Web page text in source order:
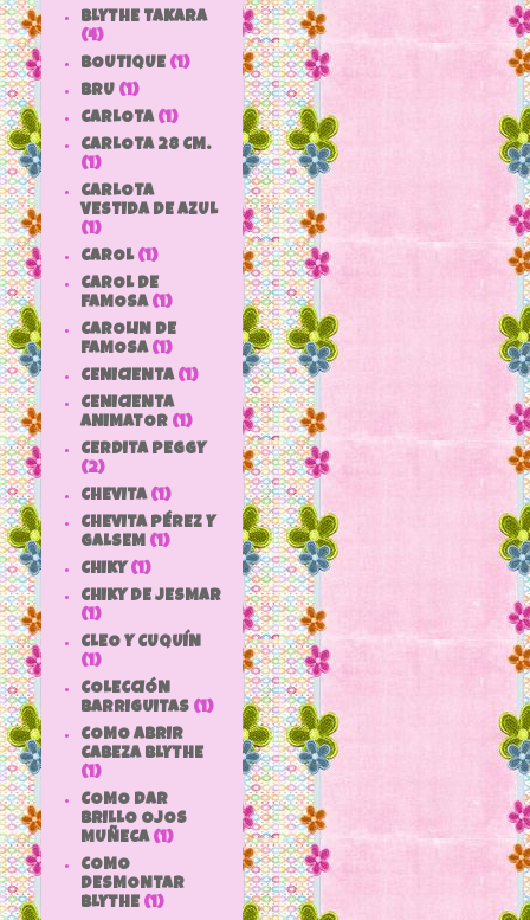
BLYTHE TAKARA
(4)
BOUTIQUE (1)
BRU (1)
CARLOTA (1)
CARLOTA 28 CM.
(1)
CARLOTA
VESTIDA DE AZUL
(1)
CAROL (1)
CAROL DE
FAMOSA (1)
CAROLIN DE
FAMOSA (1)
CENICIENTA (1)
CENICIENTA
ANIMATOR (1)
CERDITA PEGGY
(2)
CHEVITA (1)
CHEVITA PÉREZ Y
GALSEM (1)
CHIKY (1)
CHIKY DE JESMAR
(1)
CLEO Y CUQUÍN
(1)
COLECCIÓN
BARRIGUITAS (1)
COMO ABRIR
CABEZA BLYTHE
(1)
COMO DAR
BRILLO OJOS
MUÑECA (1)
COMO
DESMONTAR
BLYTHE (1)